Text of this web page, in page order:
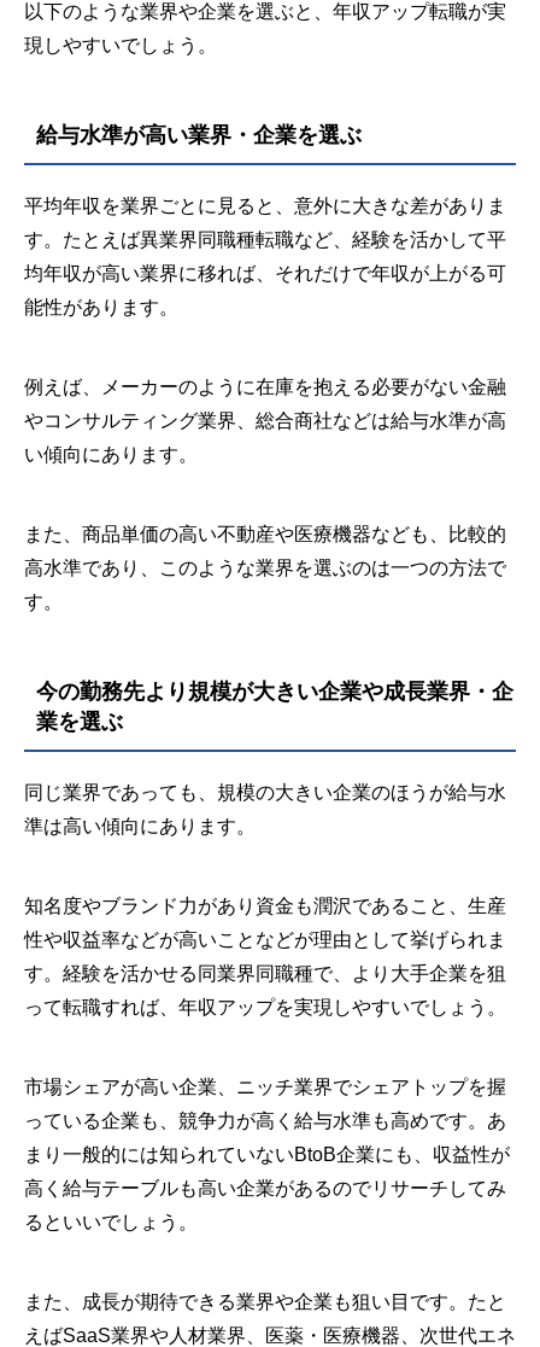
以下のような業界や企業を選ぶと、年収アップ転職が実
現しやすいでしょう。
給与水準が高い業界・企業を選ぶ
平均年収を業界ごとに見ると、意外に大きな差がありま
す。たとえば異業界同職種転職など、経験を活かして平
均年収が高い業界に移れば、それだけで年収が上がる可
能性があります。
例えば、メーカーのように在庫を抱える必要がない金融
やコンサルティング業界、総合商社などは給与水準が高
い傾向にあります。
また、商品単価の高い不動産や医療機器なども、比較的
高水準であり、このような業界を選ぶのは一つの方法で
す。
今の勤務先より規模が大きい企業や成長業界・企
業を選ぶ
同じ業界であっても、規模の大きい企業のほうが給与水
準は高い傾向にあります。
知名度やブランド力があり資金も潤沢であること、生産
性や収益率などが高いことなどが理由として挙げられま
す。経験を活かせる同業界同職種で、より大手企業を狙
って転職すれば、年収アップを実現しやすいでしょう。
市場シェアが高い企業、ニッチ業界でシェアトップを握
っている企業も、競争力が高く給与水準も高めです。あ
まり一般的には知られていないBtoB企業にも、収益性が
高く給与テーブルも高い企業があるのでリサーチしてみ
るといいでしょう。
また、成長が期待できる業界や企業も狙い目です。たと
えばSaaS業界や人材業界、医薬・医療機器、次世代エネ